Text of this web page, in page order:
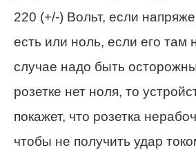
220 (+/-) Вольт, если
есть или ноль, если его там
случае надо быть
розетке нет ноля, то
покажет, что розетка
чтобы не получить удар